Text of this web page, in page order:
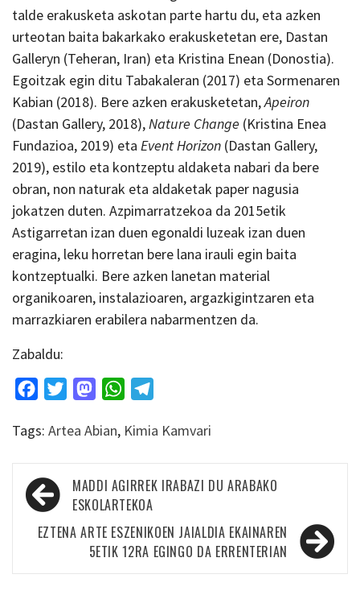
talde erakusketa askotan parte hartu du, eta azken
urteotan baita bakarkako erakusketetan ere, Dastan
Galleryn (Teheran, Iran) eta Kristina Enean (Donostia).
Egoitzak egin ditu Tabakaleran (2017) eta Sormenaren
Kabian (2018). Bere azken erakusketetan,Apeiron
(Dastan Gallery, 2018),Nature Change (Kristina Enea
Fundazioa, 2019) eta Event Horizon (Dastan Gallery,
2019), estilo eta kontzeptu aldaketa nabari da bere
obran, non naturak eta aldaketak paper nagusia
jokatzen duten. Azpimarratzekoa da 2015etik
Astigarretan izan duen egonaldi luzeak izan duen
eragina, leku horretan bere lana irauli egin baita
kontzeptualki. Bere azken lanetan material
organikoaren, instalazioaren, argazkigintzaren eta
marrazkiaren erabilera nabarmentzen da.
Zabaldu:
FacebookTwitterMastodonWhatsApp
Tags: Artea Abian, Kimia Kamvari
Bidalketetan
zehar
nabigatu
MADDI AGIRREK IRABAZI DU ARABAKO
ESKOLARTEKOA
EZTENA ARTE ESZENIKOEN JAIALDIA EKAINAREN
5ETIK 12RA EGINGO DA ERRENTERIAN